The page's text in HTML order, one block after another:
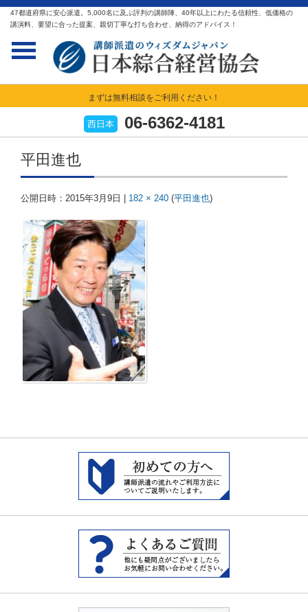
47都道府県に安心派遣。5,000名に及ぶ評判の講師陣、40年以上にわたる信頼性、低価格の
講演料、要望に合った提案、親切丁寧な打ち合わせ、納得のアドバイス！
まずは無料相談をご利用ください！
西日本 06-6362-4181
平田進也
公開日時： 2015年3月9日 182 × 240 (平田進也)